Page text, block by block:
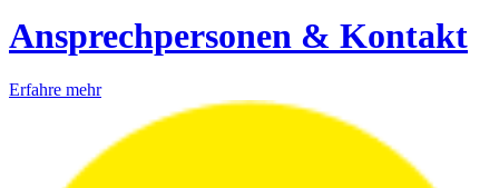
Ansprechpersonen & Kontakt
Erfahre mehr